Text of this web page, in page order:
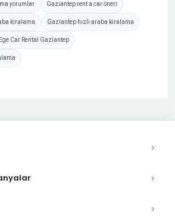
yorumlar Gaziantep rent a car öneri
kiralama Gaziantep hızlı araba kiralama
Ege Car Rental Gaziantep